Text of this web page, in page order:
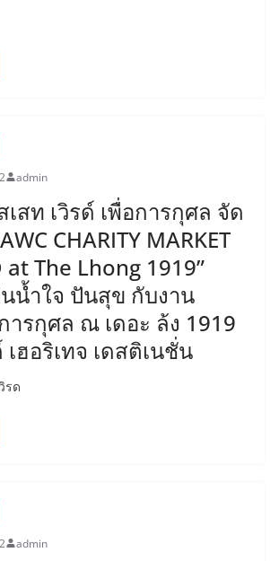
admin
สท เวิรด์ เพื่อการกุศล จัด
CHARITY MARKET
at The Lhong 1919”
น้ำใจ ปันสุข กับงาน
ารกุศล ณ เดอะ ล้ง 1919
เฮอริเทจ เดสติเนชั่น
รด
admin